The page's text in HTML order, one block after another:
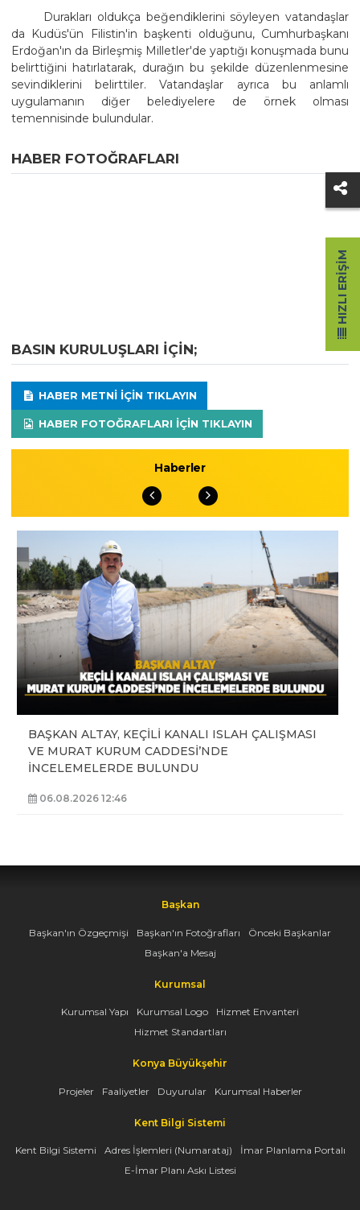
Durakları oldukça beğendiklerini söyleyen vatandaşlar
da Kudüs'ün Filistin'in başkenti olduğunu, Cumhurbaşkanı
Erdoğan'ın da Birleşmiş Milletler'de yaptığı konuşmada bunu
belirttiğini hatırlatarak, durağın bu şekilde düzenlenmesine
sevindiklerini belirttiler. Vatandaşlar ayrıca bu anlamlı
uygulamanın diğer belediyelere de örnek olması
temennisinde bulundular.
HABER FOTOĞRAFLARI
BASIN KURULUŞLARI IÇIN;
HABER METNI IÇIN TIKLAYIN
HABER FOTOĞRAFLARI IÇIN TIKLAYIN
Haberler
BAŞKAN ALTAY, KEÇİLİ KANALI ISLAH ÇALIŞMASI
VE MURAT KURUM CADDESİ’NDE
İNCELEMELERDE BULUNDU
06.08.2026 12:46
Başkan
Başkan'ın Özgeçmişi Başkan'ın Fotoğrafları
Önceki Başkanlar
Başkan'a Mesaj
Kurumsal
Kurumsal Yapı Kurumsal Logo
Hizmet Envanteri
Hizmet Standartları
Konya Büyükşehir
Projeler Faaliyetler Duyurular Kurumsal Haberler
Kent Bilgi Sistemi
Kent Bilgi Sistemi Adres İşlemleri (Numarataj)
İmar Planlama Portalı
E-İmar Planı Askı Listesi
HIZLI ERIŞIM